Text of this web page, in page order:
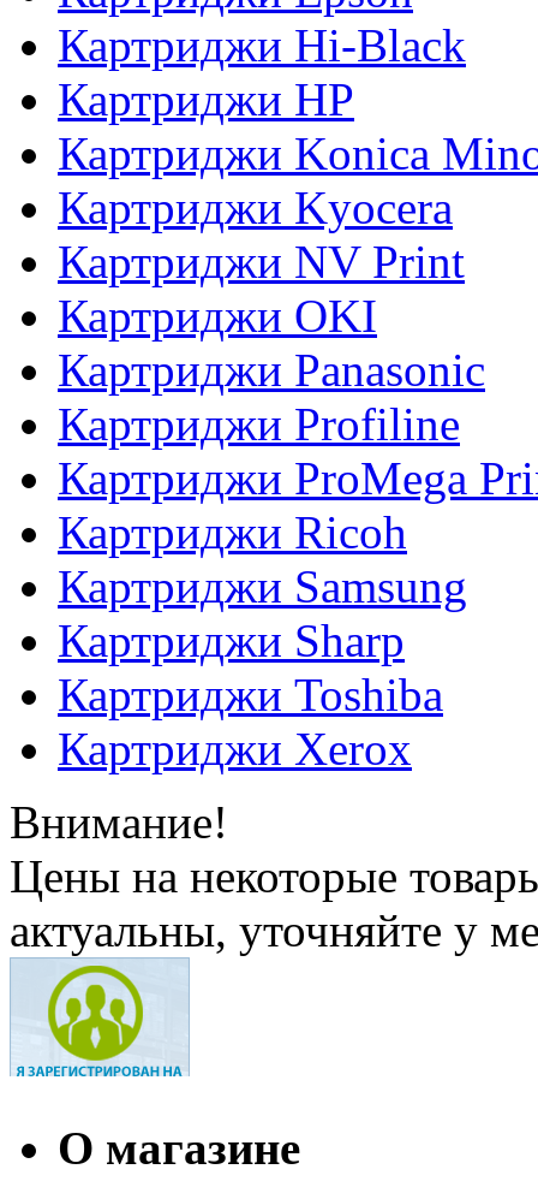
Картриджи Hi-Black
Картриджи HP
Картриджи Konica
Картриджи Kyocera
Картриджи NV Print
Картриджи OKI
Картриджи Panasonic
Картриджи Profiline
Картриджи ProMega
Картриджи Ricoh
Картриджи Samsung
Картриджи Sharp
Картриджи Toshiba
Картриджи Xerox
Внимание!
Цены на некоторые
актуальны, уточняйте у
О магазине